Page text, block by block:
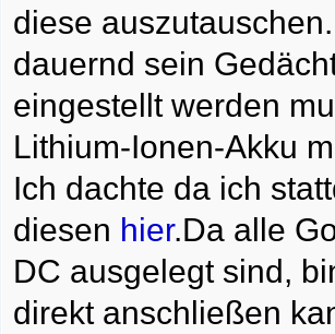
diese
dauernd sein
eingestellt werden
Lithium-Ionen-Akku
Ich dachte da ich
diesen hier.Da alle
DC ausgelegt sind,
direkt anschließen